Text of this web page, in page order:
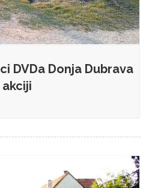
DVDa Donja Dubrava